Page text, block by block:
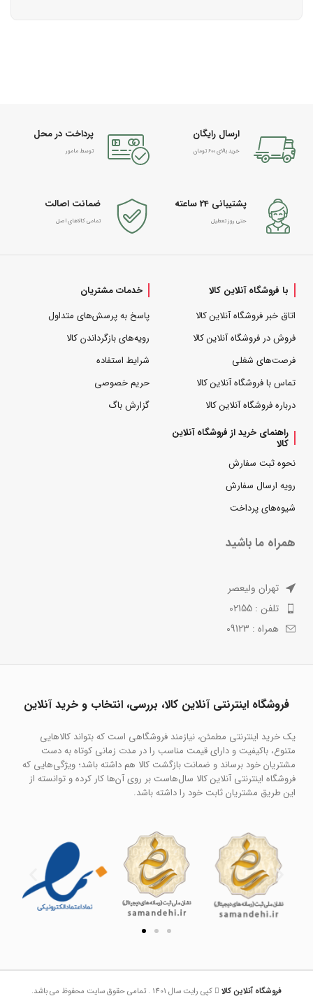
ارسال رایگان
خرید بالای 600 تومان
پرداخت در محل
توسط مامور
پشتیبانی 24 ساعته
حتی روز تعطیل
ضمانت اصالت
تمامی کالاهای اصل
با فروشگاه آنلاین کالا
اتاق خبر فروشگاه آنلاین کالا
فروش در فروشگاه آنلاین کالا
فرصت‌های شغلی
تماس با فروشگاه آنلاین کالا
درباره فروشگاه آنلاین کالا
خدمات مشتریان
پاسخ به پرسش‌های متداول
رویه‌های بازگرداندن کالا
شرایط استفاده
حریم خصوصی
گزارش باگ
راهنمای خرید از فروشگاه آنلاین
کالا
نحوه ثبت سفارش
رویه ارسال سفارش
شیوه‌های پرداخت
همراه ما باشید
تهران ولیعصر
تلفن : 02155
همراه : 09123
فروشگاه اینترنتی آنلاین کالا، بررسی، انتخاب و خرید آنلاین
یک خرید اینترنتی مطمئن، نیازمند فروشگاهی است که بتواند کالاهایی
متنوع، باکیفیت و دارای قیمت مناسب را در مدت زمانی کوتاه به دست
مشتریان خود برساند و ضمانت بازگشت کالا هم داشته باشد؛ ویژگی‌هایی که
فروشگاه اینترنتی آنلاین کالا سال‌هاست بر روی آن‌ها کار کرده و توانسته از
این طریق مشتریان ثابت خود را داشته باشد.
فروشگاه آنلاین کالا کپی رایت سال 1401 . تمامی حقوق سایت محفوظ می باشد.